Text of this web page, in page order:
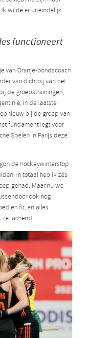
wilde er uiteindelijk
functioneert
van Oranje-bondscoach
van dichtbij aan het
de groepstrainingen,
in de laatste
bij de groep van
fundament legt voor
Spelen in Parijs deze
de hockeywinterstop
In totaal heb ik zes
gehad. Maar nu we
ook nog
en fit, en alles
ze lachend.